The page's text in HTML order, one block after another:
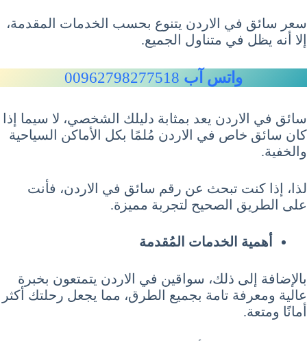
سعر سائق في الاردن يتنوع بحسب الخدمات المقدمة،
إلا أنه يظل في متناول الجميع.
واتس آب 00962798277518
سائق في الاردن يعد بمثابة دليلك الشخصي، لا سيما إذا
كان سائق خاص في الاردن مُلمًا بكل الأماكن السياحية
والخفية.
لذا، إذا كنت تبحث عن رقم سائق في الاردن، فأنت
على الطريق الصحيح لتجربة مميزة.
أهمية الخدمات المُقدمة
بالإضافة إلى ذلك، سواقين في الاردن يتمتعون بخبرة
عالية ومعرفة تامة بجميع الطرق، مما يجعل رحلتك أكثر
أمانًا ومتعة.